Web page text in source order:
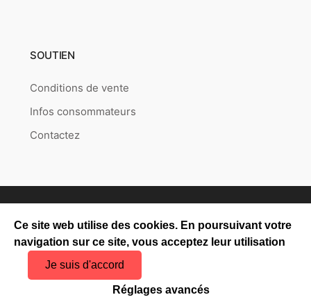
SOUTIEN
Conditions de vente
Infos consommateurs
Contactez
Ce site web utilise des cookies. En poursuivant votre
navigation sur ce site, vous acceptez leur utilisation
Je suis d'accord
Réglages avancés